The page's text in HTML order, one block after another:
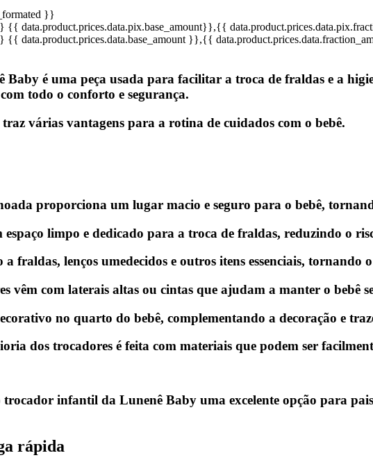
}}
{{ data.product.prices.data.pix.base_amount}},{{
{{ data.product.prices.data.base_amount }},{{
é uma peça usada para facilitar a troca de fraldas e a
todo o conforto e segurança.
várias vantagens para a rotina de cuidados com o bebê.
proporciona um lugar macio e seguro para o bebê,
limpo e dedicado para a troca de fraldas, reduzindo o
a fraldas, lenços umedecidos e outros itens essenciais, tornando
vêm com laterais altas ou cintas que ajudam a manter o bebê
no quarto do bebê, complementando a decoração e
dos trocadores é feita com materiais que podem ser
trocador infantil da Lunenê Baby uma excelente opção para
rápida